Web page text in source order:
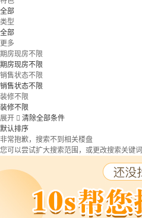
全部
类型
全部
更多
期房现房不限
期房现房不限
销售状态不限
销售状态不限
装修不限
装修不限
展开  清除全部条件
默认排序
非常抱歉，搜索不到相关楼盘
您可以尝试扩大搜索范围，或更改搜索关键词